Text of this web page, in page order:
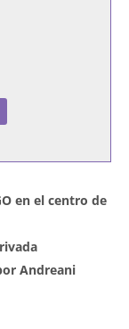
en el centro de
Andreani